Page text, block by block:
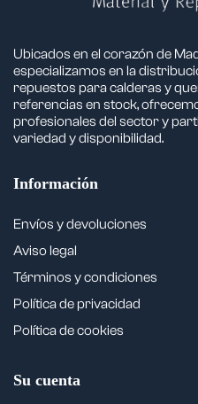
Ubicados en el corazón de
especializamos en la
repuestos para calderas y
referencias en stock,
profesionales del sector y
variedad y disponibilidad.
Información
Envíos y devoluciones
Aviso legal
Términos y condiciones
Política de privacidad
Política de cookies
Su cuenta